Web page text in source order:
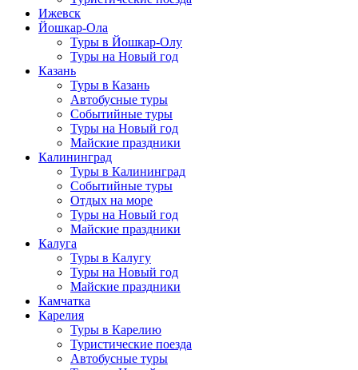
Ижевск
Йошкар-Ола
Туры в Йошкар-Олу
Туры на Новый год
Казань
Туры в Казань
Автобусные туры
Событийные туры
Туры на Новый год
Майские праздники
Калининград
Туры в Калининград
Событийные туры
Отдых на море
Туры на Новый год
Майские праздники
Калуга
Туры в Калугу
Туры на Новый год
Майские праздники
Камчатка
Карелия
Туры в Карелию
Туристические поезда
Автобусные туры